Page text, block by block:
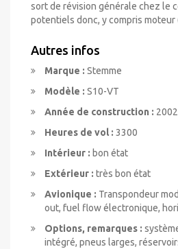
sort de révision générale chez le
potentiels donc, y compris moteur
Autres infos
Marque : Stemme
Modèle : S10-VT
Année de construction : 2002
Heures de vol : 3300
Intérieur : bon état
Extérieur : très bon état
Avionique : Transpondeur
out, fuel flow électronique,
Options, remarques :
intégré, pneus larges,